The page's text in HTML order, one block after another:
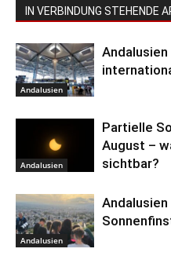
IN VERBINDUNG STEHENDE
Andalusien
Andalusien
Partielle
August –
sichtbar?
Andalusien